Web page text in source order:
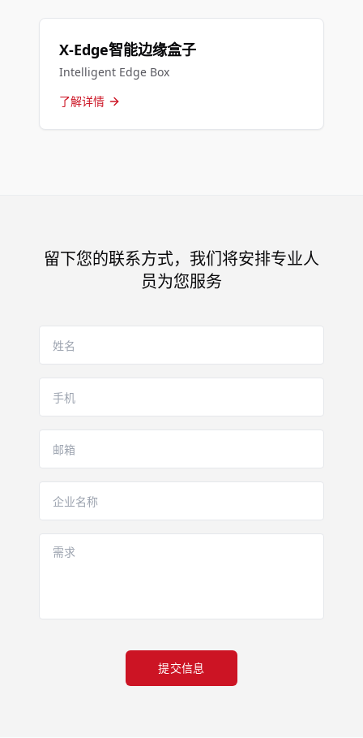
X-Edge智能边缘盒子
Intelligent Edge Box
了解详情
留下您的联系方式，我们将安排专业人
员为您服务
提交信息